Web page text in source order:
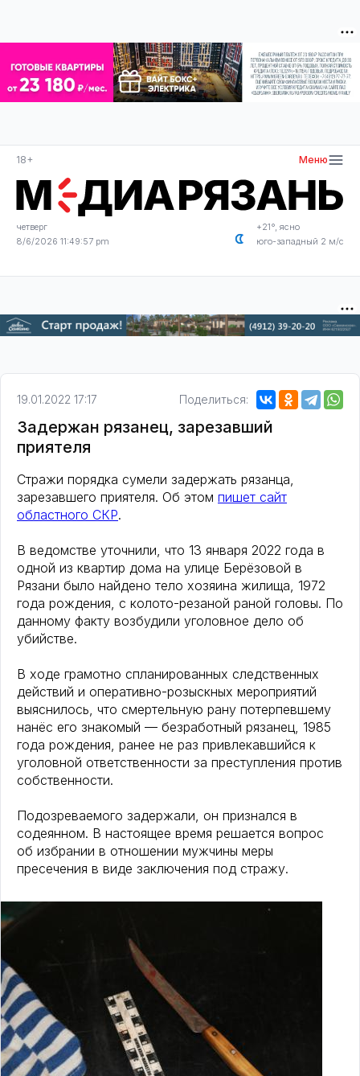
18+ Меню
четверг
8/6/2026 11:49:57 pm
+21°, ясно
юго-западный 2 м/с
19.01.2022 17:17 Поделиться:
Задержан рязанец, зарезавший
приятеля
Стражи порядка сумели задержать рязанца,
зарезавшего приятеля. Об этом пишет сайт
областного СКР.
В ведомстве уточнили, что 13 января 2022 года в
одной из квартир дома на улице Берёзовой в
Рязани было найдено тело хозяина жилища, 1972
года рождения, с колото-резаной раной головы. По
данному факту возбудили уголовное дело об
убийстве.
В ходе грамотно спланированных следственных
действий и оперативно-розыскных мероприятий
выяснилось, что смертельную рану потерпевшему
нанёс его знакомый — безработный рязанец, 1985
года рождения, ранее не раз привлекавшийся к
уголовной ответственности за преступления против
собственности.
Подозреваемого задержали, он признался в
содеянном. В настоящее время решается вопрос
об избрании в отношении мужчины меры
пресечения в виде заключения под стражу.